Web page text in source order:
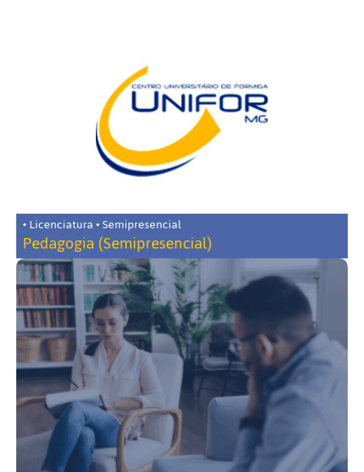
• Licenciatura • Semipresencial
Pedagogia (Semipresencial)